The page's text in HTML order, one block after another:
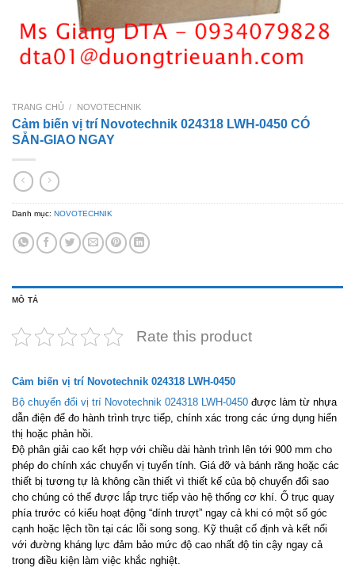
TRANG CHỦ / NOVOTECHNIK
Cảm biến vị trí Novotechnik 024318 LWH-0450 CÓ
SẴN-GIAO NGAY
Danh mục: NOVOTECHNIK
MÔ TẢ
Rate this product
Cảm biến vị trí Novotechnik 024318 LWH-0450
Bộ chuyển đổi vị trí Novotechnik 024318 LWH-0450 được làm từ nhựa
dẫn điện để đo hành trình trực tiếp, chính xác trong các ứng dụng hiển
thị hoặc phản hồi.
Độ phân giải cao kết hợp với chiều dài hành trình lên tới 900 mm cho
phép đo chính xác chuyển vị tuyến tính. Giá đỡ và bánh răng hoặc các
thiết bị tương tự là không cần thiết vì thiết kế của bộ chuyển đổi sao
cho chúng có thể được lắp trực tiếp vào hệ thống cơ khí. Ổ trục quay
phía trước có kiểu hoạt động “dính trượt” ngay cả khi có một số góc
cạnh hoặc lệch tồn tại các lỗi song song. Kỹ thuật cố định và kết nối
với đường kháng lực đảm bảo mức độ cao nhất độ tin cậy ngay cả
trong điều kiện làm việc khắc nghiệt.